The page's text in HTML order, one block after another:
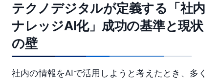
テクノデジタルが定義する「社内
ナレッジAI化」成功の基準と現状
の壁
社内の情報をAIで活用しようと考えたとき、多く